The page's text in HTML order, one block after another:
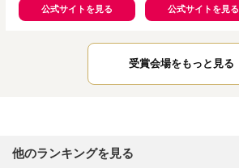
公式サイトを見る 公式サイトを見る
受賞会場をもっと見る
他のランキングを見る